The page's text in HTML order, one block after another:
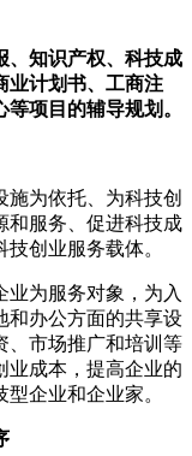
、知识产权、科技成
业计划书、工商注
项目的辅导规划。
为依托、为科技创
和服务、促进科技成
创业服务载体。
业为服务对象，为入
和办公方面的共享设
、市场推广和培训等
业成本，提高企业的
企业和企业家。